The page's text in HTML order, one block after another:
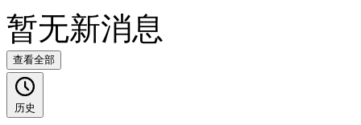
暂无新消息
查看全部
历史